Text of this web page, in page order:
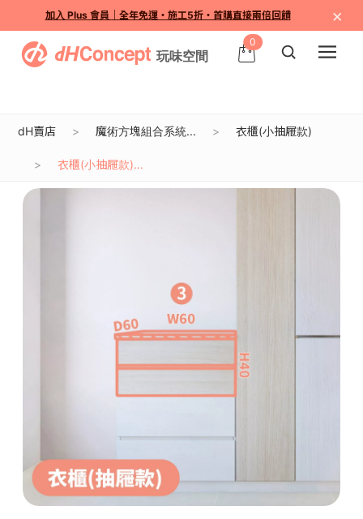
加入 Plus 會員｜全年免運・施工5折・首購直接兩倍回饋 ×
0
dH賣店 魔術方塊組合系統... 衣櫃(小抽屜款)
衣櫃(小抽屜款)...